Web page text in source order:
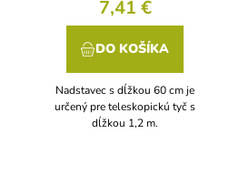
7,41 €
DO KOŠÍKA
Nadstavec s dĺžkou 60 cm je
určený pre teleskopickú tyč s
dĺžkou 1,2 m.